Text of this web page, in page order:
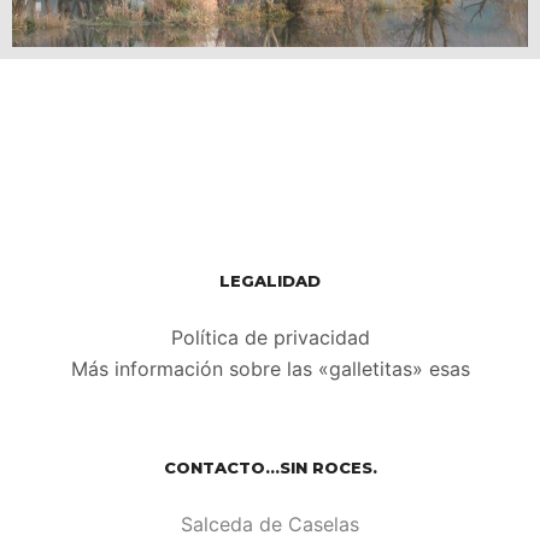
LEGALIDAD
Política de privacidad
Más información sobre las «galletitas» esas
CONTACTO…SIN ROCES.
Salceda de Caselas